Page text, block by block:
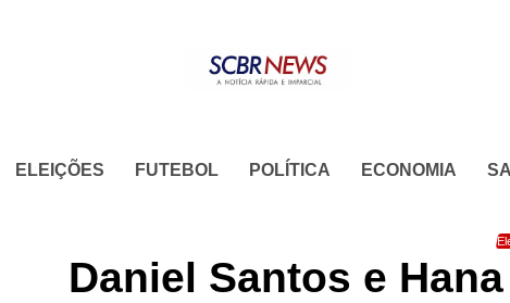
ELEIÇÕES FUTEBOL POLÍTICA ECONOMIA
Daniel Santos e